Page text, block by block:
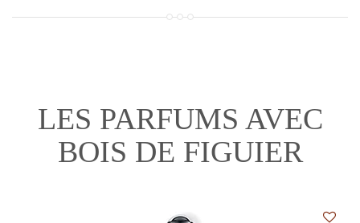
LES PARFUMS AVEC
BOIS DE FIGUIER